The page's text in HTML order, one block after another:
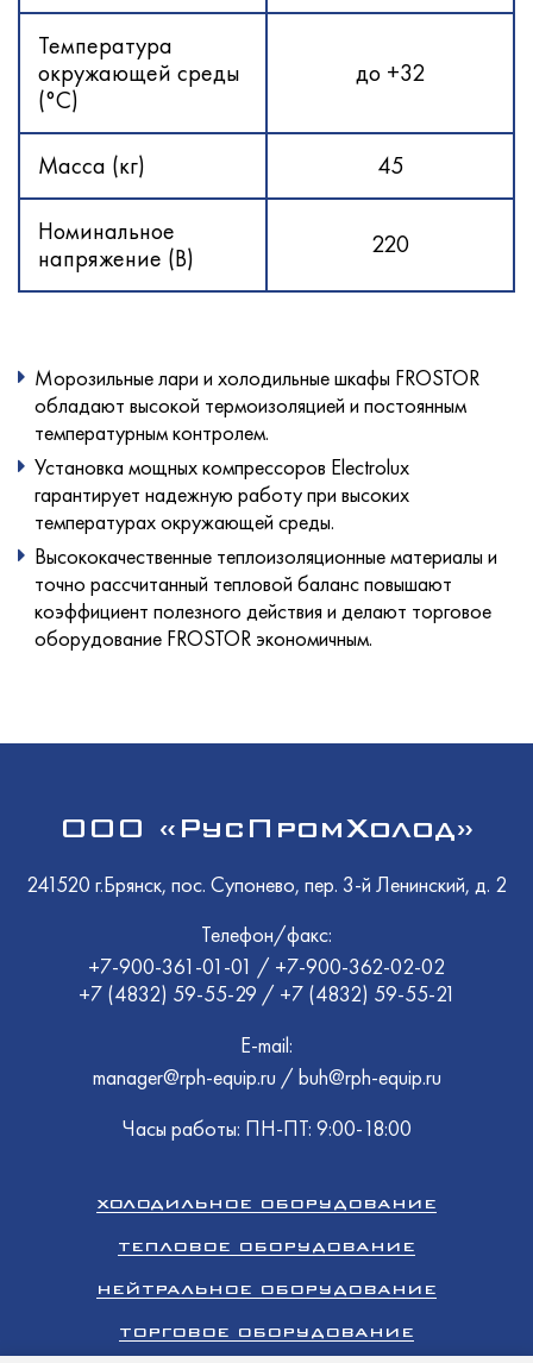
Температура
окружающей среды
(°С)
до +32
Масса (кг) 45
Номинальное
напряжение (В)
220
Морозильные лари и холодильные шкафы FROSTOR
обладают высокой термоизоляцией и постоянным
температурным контролем.
Установка мощных компрессоров Electrolux
гарантирует надежную работу при высоких
температурах окружающей среды.
Высококачественные теплоизоляционные материалы и
точно рассчитанный тепловой баланс повышают
коэффициент полезного действия и делают торговое
оборудование FROSTOR экономичным.
ООО «РусПромХолод»
241520 г.Брянск, пос. Супонево, пер. 3-й Ленинский, д. 2
Телефон/факс:
+7-900-361-01-01 / +7-900-362-02-02
+7 (4832) 59-55-29 / +7 (4832) 59-55-21
E-mail:
manager@rph-equip.ru / buh@rph-equip.ru
Часы работы: ПН-ПТ: 9:00-18:00
ХОЛОДИЛЬНОЕ ОБОРУДОВАНИЕ
ТЕПЛОВОЕ ОБОРУДОВАНИЕ
НЕЙТРАЛЬНОЕ ОБОРУДОВАНИЕ
ТОРГОВОЕ ОБОРУДОВАНИЕ